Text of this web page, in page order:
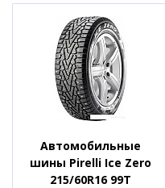
Автомобильные
шины Pirelli Ice Zero
215/60R16 99T